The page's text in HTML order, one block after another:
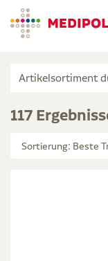
117
Sortierung: